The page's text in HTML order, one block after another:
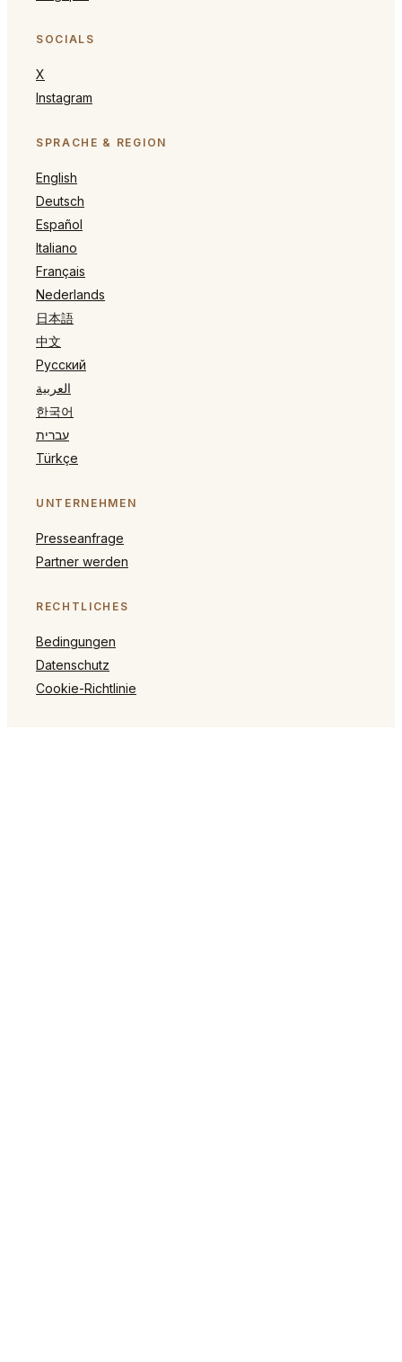
SOCIALS
X
Instagram
SPRACHE & REGION
English
Deutsch
Español
Italiano
Français
Nederlands
日本語
中文
Русский
العربية
한국어
עברית
Türkçe
UNTERNEHMEN
Presseanfrage
Partner werden
RECHTLICHES
Bedingungen
Datenschutz
Cookie-Richtlinie